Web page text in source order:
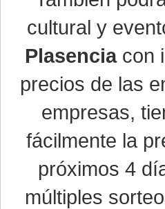
cultural y
Plasenciacon
precios de las
empresas,
fácilmente la
próximos 4
múltiples